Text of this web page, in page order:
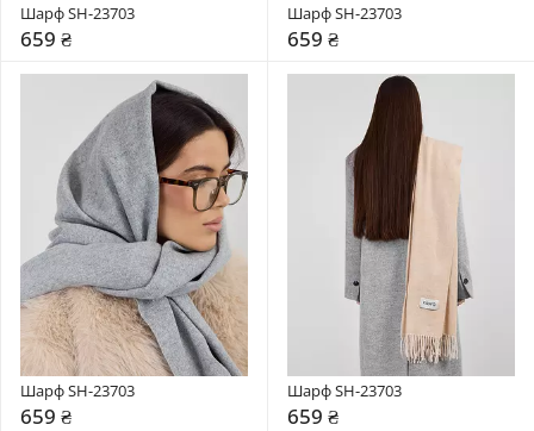
Шарф SH-23703
659 ₴
Шарф SH-23703
659 ₴
Шарф SH-23703
659 ₴
Шарф SH-23703
659 ₴